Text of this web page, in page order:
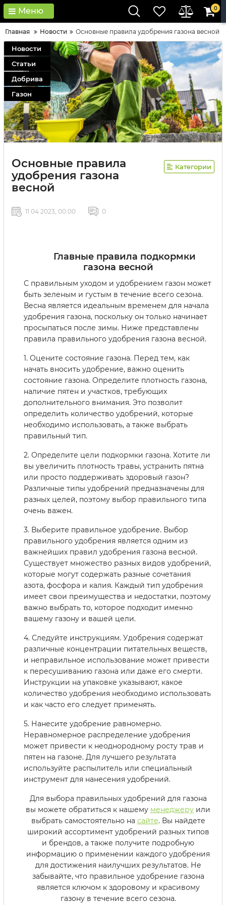
Меню 0
Главная Новости Основные правила удобрения газона весной
Новости
Статьи
Добрива
Газон
Основные правила
удобрения газона
весной
Категории
11 04 2023, 00:00 0
Главные правила подкормки
газона весной
С правильным уходом и удобрением газон может
быть зеленым и густым в течение всего сезона.
Весна является идеальным временем для начала
удобрения газона, поскольку он только начинает
просыпаться после зимы. Ниже представлены
правила правильного удобрения газона весной.
1. Оцените состояние газона. Перед тем, как
начать вносить удобрение, важно оценить
состояние газона. Определите плотность газона,
наличие пятен и участков, требующих
дополнительного внимания. Это позволит
определить количество удобрений, которые
необходимо использовать, а также выбрать
правильный тип.
2. Определите цели подкормки газона. Хотите ли
вы увеличить плотность травы, устранить пятна
или просто поддерживать здоровый газон?
Различные типы удобрений предназначены для
разных целей, поэтому выбор правильного типа
очень важен.
3. Выберите правильное удобрение. Выбор
правильного удобрения является одним из
важнейших правил удобрения газона весной.
Существует множество разных видов удобрений,
которые могут содержать разные сочетания
азота, фосфора и калия. Каждый тип удобрения
имеет свои преимущества и недостатки, поэтому
важно выбрать то, которое подходит именно
вашему газону и вашей цели.
4. Следуйте инструкциям. Удобрения содержат
различные концентрации питательных веществ,
и неправильное использование может привести
к пересушиванию газона или даже его смерти.
Инструкции на упаковке указывают, какое
количество удобрения необходимо использовать
и как часто его следует применять.
5. Нанесите удобрение равномерно.
Неравномерное распределение удобрения
может привести к неоднородному росту трав и
пятен на газоне. Для лучшего результата
используйте распылитель или специальный
инструмент для нанесения удобрений.
Для выбора правильных удобрений для газона
вы можете обратиться к нашему менеджеру или
выбрать самостоятельно на сайте. Вы найдете
широкий ассортимент удобрений разных типов
и брендов, а также получите подробную
информацию о применении каждого удобрения
для достижения наилучших результатов. Не
забывайте, что правильное удобрение газона
является ключом к здоровому и красивому
газону в течение всего сезона.